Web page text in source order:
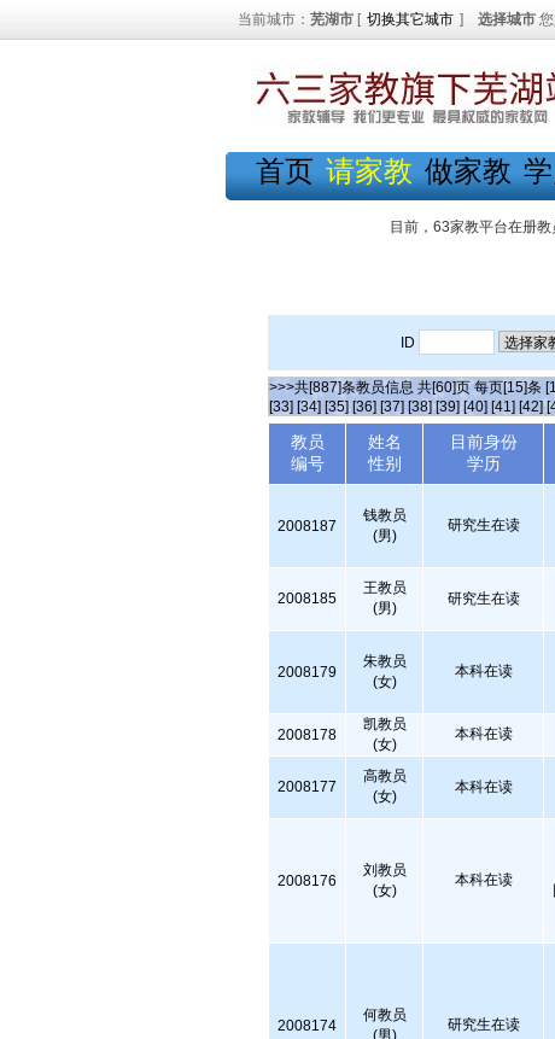
当前城市： 芜湖市 [ 切换其它城市 ] 选择城市
首页 请家教 做家教
目前，63家教平台在册教
ID
>>>共[887]条教员信息 共[60]页 每页[15]条
[33] [34] [35] [36] [37] [38] [39] [40] [41] [42]
教员
编号
姓名
性别
目前身份
学历
2008187
钱教员
(男)
研究生在读
2008185
王教员
(男)
研究生在读
2008179
朱教员
(女)
本科在读
2008178
凯教员
(女)
本科在读
2008177
高教员
(女)
本科在读
2008176
刘教员
(女)
本科在读
2008174
何教员
(男)
研究生在读